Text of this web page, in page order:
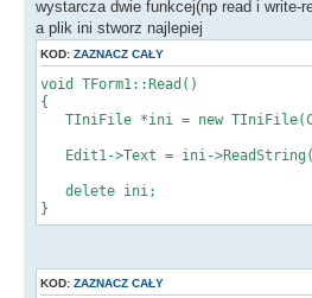
wystarcza dwie funkcej(np read i write-
a plik ini stworz najlepiej
KOD: ZAZNACZ CAŁY
void TForm1::Read()
{
TIniFile *ini = new
Edit1->Text = ini-
delete ini;
}
KOD: ZAZNACZ CAŁY